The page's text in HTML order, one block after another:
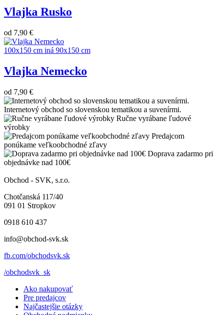
Vlajka Rusko
od 7,90 €
100x150 cm iná 90x150 cm
Vlajka Nemecko
od 7,90 €
Internetový obchod so slovenskou tematikou a suvenírmi.
Ručne vyrábane ľudové
výrobky
Predajcom
ponúkame veľkoobchodné zľavy
Doprava zadarmo pri
objednávke nad 100€
Obchod - SVK, s.r.o.
Chotčanská 117/40
091 01 Stropkov
0918 610 437
info@obchod-svk.sk
fb.com/obchodsvk.sk
/obchodsvk_sk
Ako nakupovať
Pre predajcov
Najčastejšie otázky